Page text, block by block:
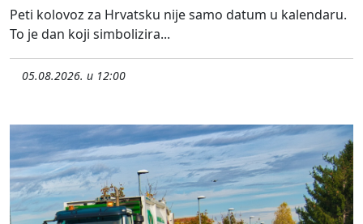
Peti kolovoz za Hrvatsku nije samo datum u kalendaru.
To je dan koji simbolizira...
05.08.2026. u 12:00